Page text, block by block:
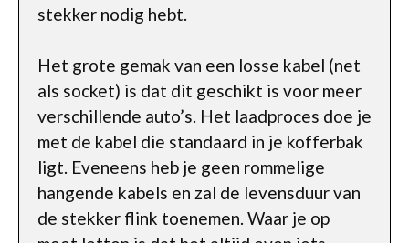
stekker nodig hebt.
Het grote gemak van een losse kabel (net
als socket) is dat dit geschikt is voor meer
verschillende auto’s. Het laadproces doe je
met de kabel die standaard in je kofferbak
ligt. Eveneens heb je geen rommelige
hangende kabels en zal de levensduur van
de stekker flink toenemen. Waar je op